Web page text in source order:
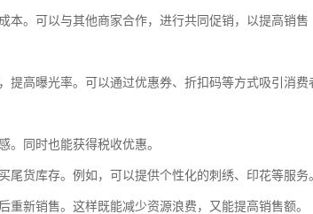
本。可以与其他商家合作，进行共同促销，以提高销售
提高曝光率。可以通过优惠券、折扣码等方式吸引消费
。同时也能获得税收优惠。
货库存。例如，可以提供个性化的刺绣、印花等服务
新销售。这样既能减少资源浪费，又能提高销售额。